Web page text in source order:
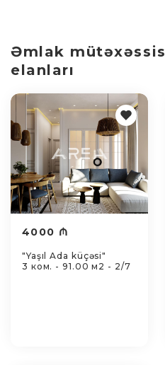
Əmlak
elanları
4000 ₼
"Yaşıl Ada küçəsi"
3 ком. - 91.00 м2 - 2/7